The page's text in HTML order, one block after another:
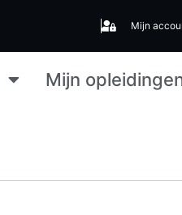
Mijn
Mijn